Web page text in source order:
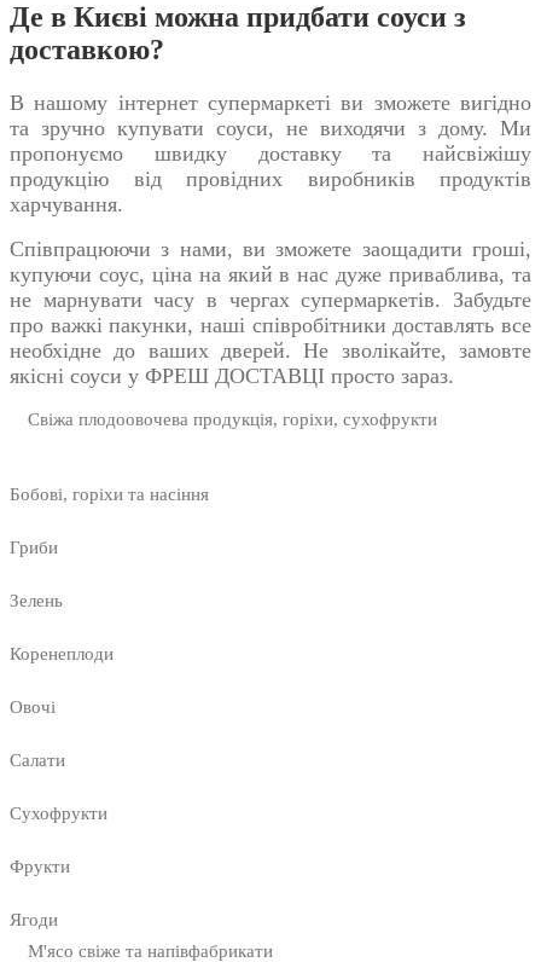
Де в Києві можна придбати соуси з
доставкою?
В нашому інтернет супермаркеті ви зможете вигідно
та зручно купувати соуси, не виходячи з дому. Ми
пропонуємо швидку доставку та найсвіжішу
продукцію від провідних виробників продуктів
харчування.
Співпрацюючи з нами, ви зможете заощадити гроші,
купуючи соус, ціна на який в нас дуже приваблива, та
не марнувати часу в чергах супермаркетів. Забудьте
про важкі пакунки, наші співробітники доставлять все
необхідне до ваших дверей. Не зволікайте, замовте
якісні соуси у ФРЕШ ДОСТАВЦІ просто зараз.
Свіжа плодоовочева продукція, горіхи, сухофрукти
Бобові, горіхи та насіння
Гриби
Зелень
Коренеплоди
Овочі
Салати
Сухофрукти
Фрукти
Ягоди
М'ясо свіже та напівфабрикати